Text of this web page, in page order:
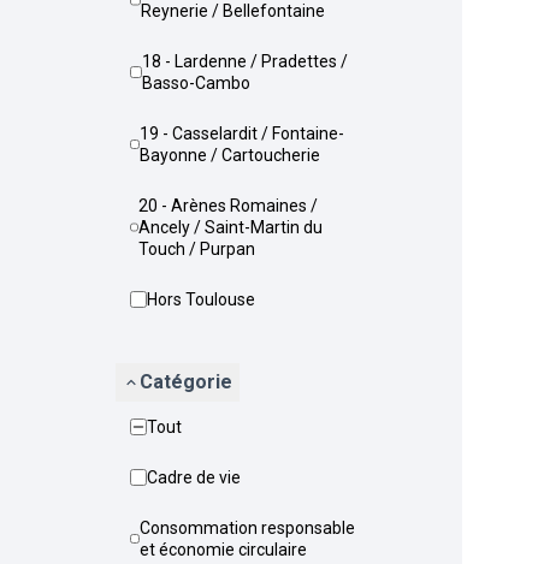
Reynerie / Bellefontaine
18 - Lardenne / Pradettes /
Basso-Cambo
19 - Casselardit / Fontaine-
Bayonne / Cartoucherie
20 - Arènes Romaines /
Ancely / Saint-Martin du
Touch / Purpan
Hors Toulouse
Catégorie
Tout
Cadre de vie
Consommation responsable
et économie circulaire